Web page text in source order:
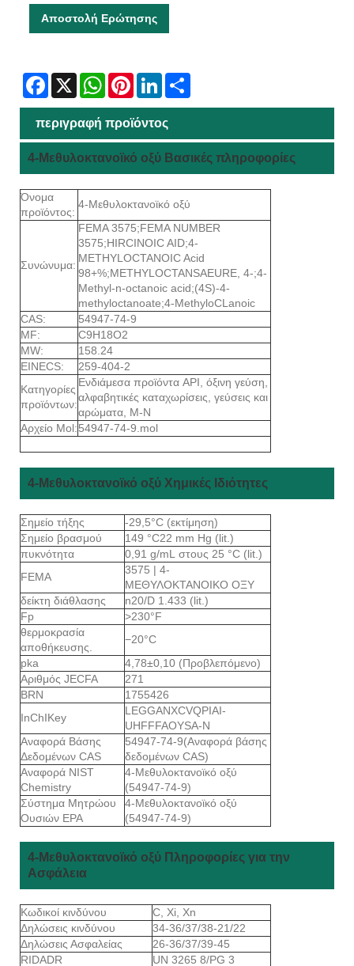
Αποστολή Ερώτησης
Facebook
X WhatsAppPinterestLinkedIn
περιγραφή προϊόντος
4-Μεθυλοκτανοϊκό οξύ Βασικές πληροφορίες
Όνομα
προϊόντος:
4-Μεθυλοκτανοϊκό οξύ
Συνώνυμα:
FEMA 3575;FEMA NUMBER
3575;HIRCINOIC AID;4-
METHYLOCTANOIC Acid
98+%;METHYLOCTANSAEURE, 4-;4-
Methyl-n-octanoic acid;(4S)-4-
methyloctanoate;4-MethyloCLanoic
CAS:
54947-74-9
MF:
C9H18O2
MW:
158.24
EINECS:
259-404-2
Κατηγορίες
προϊόντων:
Ενδιάμεσα προϊόντα API, όξινη γεύση,
αλφαβητικές καταχωρίσεις, γεύσεις και
αρώματα, M-N
Αρχείο Mol:54947-74-9.mol
4-Μεθυλοκτανοϊκό οξύ Χημικές Ιδιότητες
Σημείο τήξης
-29,5°C (εκτίμηση)
Σημείο βρασμού
149 °C22 mm Hg (lit.)
πυκνότητα
0,91 g/mL στους 25 °C (lit.)
FEMA
3575 | 4-
ΜΕΘΥΛΟΚΤΑΝΟΙΚΟ ΟΞΥ
δείκτη διάθλασης
n20/D 1.433 (lit.)
Fp
>230°F
θερμοκρασία
αποθήκευσης.
−20°C
pka
4,78±0,10 (Προβλεπόμενο)
Αριθμός JECFA
271
BRN
1755426
InChIKey
LEGGANXCVQPIAI-
UHFFFAOYSA-N
Αναφορά Βάσης
Δεδομένων CAS
54947-74-9(Αναφορά βάσης
δεδομένων CAS)
Αναφορά NIST
Chemistry
4-Μεθυλοκτανοϊκό οξύ
(54947-74-9)
Σύστημα Μητρώου
Ουσιών EPA
4-Μεθυλοκτανοϊκό οξύ
(54947-74-9)
4-Μεθυλοκτανοϊκό οξύ Πληροφορίες για την
Ασφάλεια
Κωδικοί κινδύνου
C, Xi, Xn
Δηλώσεις κινδύνου
34-36/37/38-21/22
Δηλώσεις Ασφαλείας
26-36/37/39-45
RIDADR
UN 3265 8/PG 3